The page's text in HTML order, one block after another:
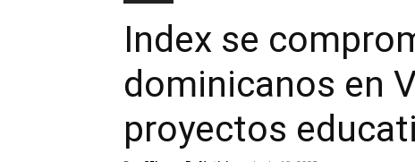
Index se
dominicanos en
proyectos